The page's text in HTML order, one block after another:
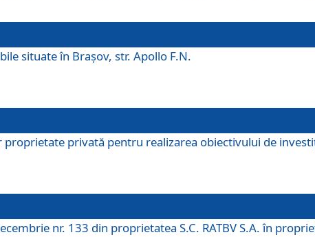
situate în Brașov, str. Apollo F.N.
privată pentru realizarea obiectivului de
nr. 133 din proprietatea S.C. RATBV S.A. în